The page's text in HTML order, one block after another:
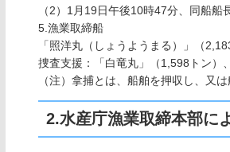
（2）1月19日午後10時47分、同船船
5.漁業取締船
「照洋丸（しょうようまる）」（
捜査支援：「白竜丸」（1,598トン）
（注）拿捕とは、船舶を押収し、又
2.水産庁漁業取締本部に